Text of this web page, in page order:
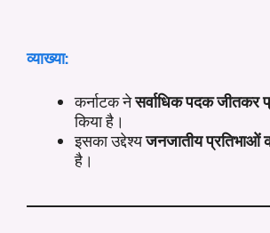
व्याख्या:
कर्नाटक नेसर्वाधिक पदक जीतकर
किया है।
इसका उद्देश्यजनजातीय प्रतिभाओं
है।